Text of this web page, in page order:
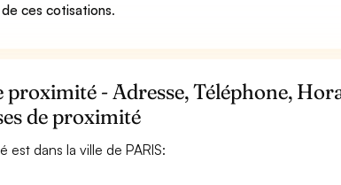
ces cotisations.
- Adresse, Téléphone,
de proximité
est dans la ville de PARIS: